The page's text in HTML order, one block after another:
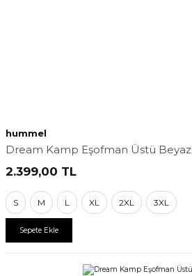
hummel
Dream Kamp Eşofman Üstü Beyaz
2.399,00 TL
S M L XL 2XL 3XL
Sepete Ekle